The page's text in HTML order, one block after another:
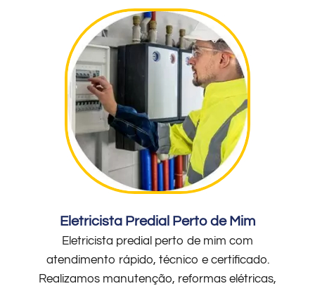
Eletricista Predial Perto de Mim
Eletricista predial perto de mim com
atendimento rápido, técnico e certificado.
Realizamos manutenção, reformas elétricas,